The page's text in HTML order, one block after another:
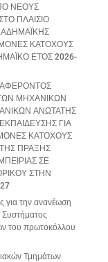
ΝΕΟΥΣ
ΠΛΑΙΣΙΟ
ΚΑΤΟΧΟΥΣ
ΕΤΟΣ 2026-
ΜΗΧΑΝΙΚΩΝ
ΑΝΩΤΑΤΗΣ
ΓΙΑ
ΚΑΤΟΧΟΥΣ
ΠΡΑΞΗΣ
ΣΕ
ΣΤΗΝ
την ανανέωση
Συστήματος
του πρωτοκόλλου
Τμημάτων